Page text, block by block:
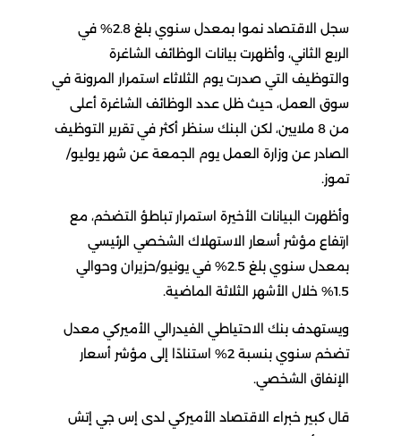
سجل الاقتصاد نموا بمعدل سنوي بلغ 2.8% في
الربع الثاني، وأظهرت بيانات الوظائف الشاغرة
والتوظيف التي صدرت يوم الثلاثاء استمرار المرونة في
سوق العمل، حيث ظل عدد الوظائف الشاغرة أعلى
من 8 ملايين، لكن البنك سنظر أكثر في تقرير التوظيف
الصادر عن وزارة العمل يوم الجمعة عن شهر يوليو/
تموز.
وأظهرت البيانات الأخيرة استمرار تباطؤ التضخم، مع
ارتفاع مؤشر أسعار الاستهلاك الشخصي الرئيسي
بمعدل سنوي بلغ 2.5% في يونيو/حزيران وحوالي
1.5% خلال الأشهر الثلاثة الماضية.
ويستهدف بنك الاحتياطي الفيدرالي الأميركي معدل
تضخم سنوي بنسبة 2% استنادًا إلى مؤشر أسعار
الإنفاق الشخصي.
قال كبير خبراء الاقتصاد الأميركي لدى إس جي إتش